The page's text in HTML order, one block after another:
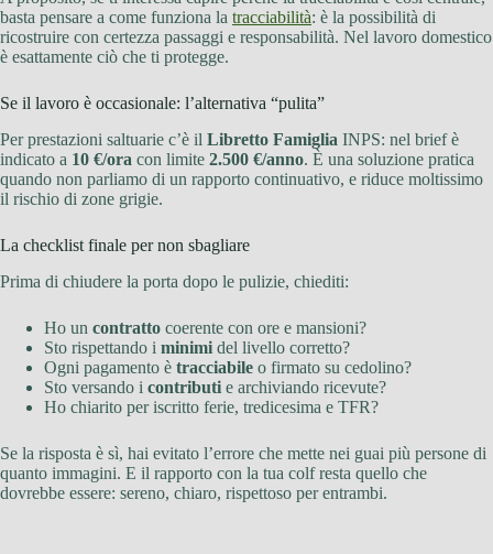
basta pensare a come funziona la tracciabilità: è la possibilità di
ricostruire con certezza passaggi e responsabilità. Nel lavoro domestico
è esattamente ciò che ti protegge.
Se il lavoro è occasionale: l’alternativa “pulita”
Per prestazioni saltuarie c’è il Libretto Famiglia INPS: nel brief è
indicato a 10 €/ora con limite 2.500 €/anno. È una soluzione pratica
quando non parliamo di un rapporto continuativo, e riduce moltissimo
il rischio di zone grigie.
La checklist finale per non sbagliare
Prima di chiudere la porta dopo le pulizie, chiediti:
Ho un contratto coerente con ore e mansioni?
Sto rispettando i minimi del livello corretto?
Ogni pagamento è tracciabile o firmato su cedolino?
Sto versando i contributi e archiviando ricevute?
Ho chiarito per iscritto ferie, tredicesima e TFR?
Se la risposta è sì, hai evitato l’errore che mette nei guai più persone di
quanto immagini. E il rapporto con la tua colf resta quello che
dovrebbe essere: sereno, chiaro, rispettoso per entrambi.